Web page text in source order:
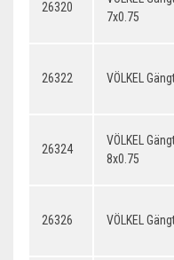
26320
7x0.75
26322 VÖLKEL
26324
VÖLKEL
8x0.75
26326 VÖLKEL